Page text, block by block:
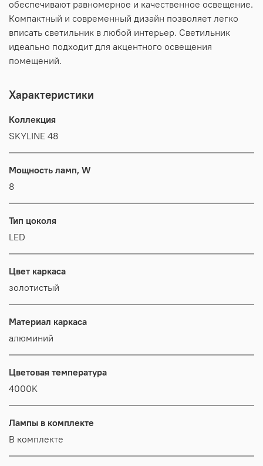
обеспечивают равномерное и качественное освещение.
Компактный и современный дизайн позволяет легко
вписать светильник в любой интерьер. Светильник
идеально подходит для акцентного освещения
помещений.
Характеристики
Коллекция
SKYLINE 48
Мощность ламп, W
8
Тип цоколя
LED
Цвет каркаса
золотистый
Материал каркаса
алюминий
Цветовая температура
4000K
Лампы в комплекте
В комплекте